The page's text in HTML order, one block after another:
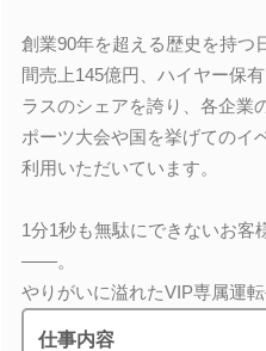
創業90年を超える歴史を持つ
間売上145億円、ハイヤー保
ラスのシェアを誇り、各企業
ポーツ大会や国を挙げてのイ
利用いただいています。
1分1秒も無駄にできないお客
――。
やりがいに溢れたVIP専属運
仕事内容